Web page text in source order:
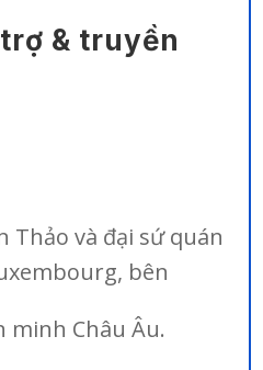
& truyền
Thảo và đại sứ quán
bên
minh Châu Âu.